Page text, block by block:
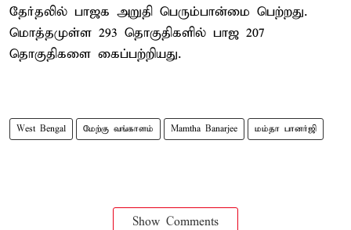
தேர்தலில் பாஜக அறுதி பெரும்பான்மை பெற்றது.
மொத்தமுள்ள 293 தொகுதிகளில் பாஜ 207
தொகுதிகளை கைப்பற்றியது.
West Bengal மேற்கு வங்காளம் Mamtha Banarjee மம்தா பானர்ஜி
Show Comments